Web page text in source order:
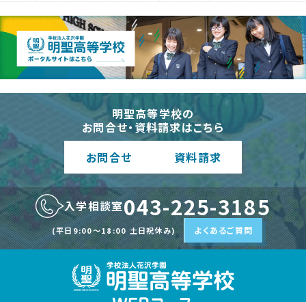
明聖高等学校の
お問合せ・資料請求はこちら
お問合せ 資料請求
入学相談室043-225-3185
(平日9:00〜18:00 土日祝休み) よくあるご質問